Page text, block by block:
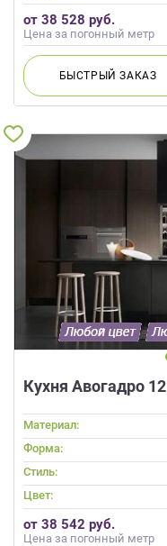
от 38 528 руб.
Цена за погонный метр
БЫСТРЫЙЗАКАЗ
Кухня Авогадро 12
Материал:
Форма:
Стиль:
Цвет:
от 38 542 руб.
Цена за погонный метр